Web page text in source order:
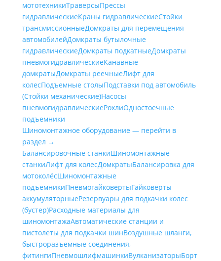
мототехникиТраверсыПрессы
гидравлическиеКраны гидравлическиеСтойки
трансмиссионныеДомкраты для перемещения
автомобилейДомкраты бутылочные
гидравлическиеДомкраты подкатныеДомкраты
пневмогидравлическиеКанавные
домкратыДомкраты реечныеЛифт для
колесПодъемные столыПодставки под автомобиль
(Стойки механические)Насосы
пневмогидравлическиеРохлиОдностоечные
подъемники
Шиномонтажное оборудование — перейти в
раздел →
Балансировочные станкиШиномонтажные
станкиЛифт для колесДомкратыБалансировка для
мотоколёсШиномонтажные
подъемникиПневмогайковертыГайковерты
аккумуляторныеРезервуары для подкачки колес
(бустер)Расходные материалы для
шиномонтажаАвтоматические станции и
пистолеты для подкачки шинВоздушные шланги,
быстроразъемные соединения,
фитингиПневмошлифмашинкиВулканизаторыБорт